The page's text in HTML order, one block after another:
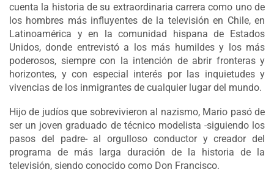
cuenta la historia de su extraordinaria carrera como uno de
los hombres más influyentes de la televisión en Chile, en
Latinoamérica y en la comunidad hispana de Estados
Unidos, donde entrevistó a los más humildes y los más
poderosos, siempre con la intención de abrir fronteras y
horizontes, y con especial interés por las inquietudes y
vivencias de los inmigrantes de cualquier lugar del mundo.
Hijo de judíos que sobrevivieron al nazismo, Mario pasó de
ser un joven graduado de técnico modelista -siguiendo los
pasos del padre- al orgulloso conductor y creador del
programa de más larga duración de la historia de la
televisión, siendo conocido como Don Francisco.